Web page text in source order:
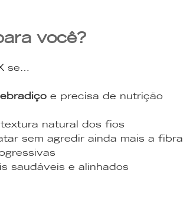
você?
se…
e precisa de nutrição
natural dos fios
sem agredir ainda mais a fibra
saudáveis e alinhados